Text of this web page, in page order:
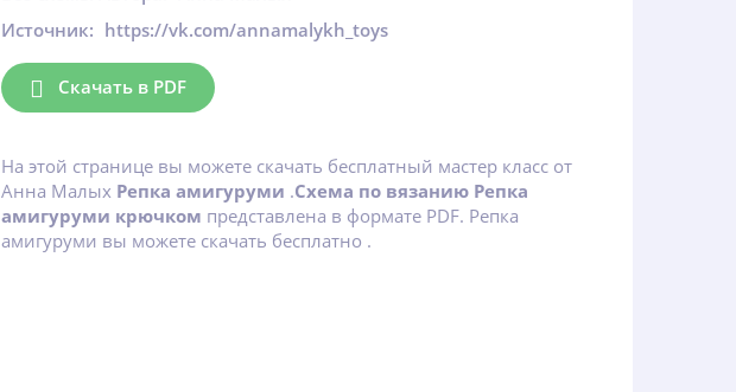
Источник: https://vk.com/annamalykh_toys
Скачать в PDF
На этой странице вы можете скачать бесплатный мастер класс от
Анна Малых Репка амигуруми .Схема по вязанию Репка
амигуруми крючком представлена в формате PDF. Репка
амигуруми вы можете скачать бесплатно .